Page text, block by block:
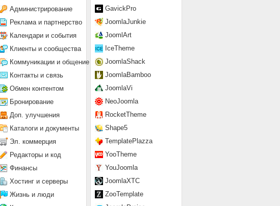
GavickPro
JoomlaJunkie
JoomlArt
IceTheme
JoomlaShack
JoomlaBamboo
JoomlaVi
NeoJoomla
RocketTheme
Shape5
TemplatePlazza
YooTheme
YouJoomla
JoomlaXTC
ZooTemplate
Администрирование
Реклама и партнерство
Календари и события
Клиенты и сообщества
Коммуникации и общение
Контакты и связь
Обмен контентом
Бронирование
Доп. улучшения
Каталоги и документы
Эл. коммерция
Редакторы и код
Финансы
Хостинг и серверы
Жизнь и люди